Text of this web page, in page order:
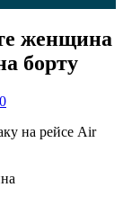
женщина
борту
на рейсе Air